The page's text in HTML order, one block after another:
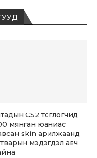
CS2 тоглогчид
мянган юаниас
skin арилжаанд
мэдэгдэл авч